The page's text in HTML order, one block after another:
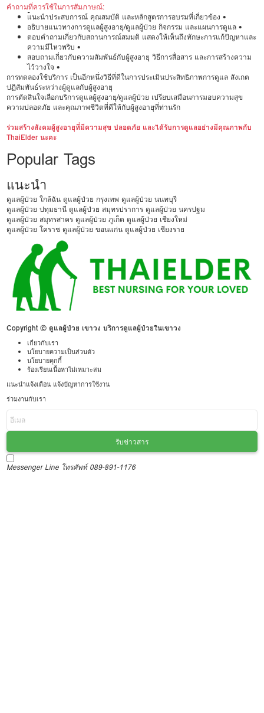
คำถามที่ควรใช้ในการสัมภาษณ์:
•
แนะนำประสบการณ์ คุณสมบัติ และหลักสูตรการอบรมที่เกี่ยวข้อง •
อธิบายแนวทางการดูแลผู้สูงอายุ/ดูแลผู้ป่วย กิจกรรม และแผนการดูแล •
ตอบคำถามเกี่ยวกับสถานการณ์สมมติ แสดงให้เห็นถึงทักษะการแก้ปัญหาและ
ความมีไหวพริบ •
สอบถามเกี่ยวกับความสัมพันธ์กับผู้สูงอายุ วิธีการสื่อสาร และการสร้างความ
ไว้วางใจ •
การทดลองใช้บริการ เป็นอีกหนึ่งวิธีที่ดีในการประเมินประสิทธิภาพการดูแล สังเกต
ปฏิสัมพันธ์ระหว่างผู้ดูแลกับผู้สูงอายุ
การตัดสินใจเลือกบริการดูแลผู้สูงอายุ/ดูแลผู้ป่วย เปรียบเสมือนการมอบความสุข
ความปลอดภัย และคุณภาพชีวิตที่ดีให้กับผู้สูงอายุที่ท่านรัก
ร่วมสร้างสังคมผู้สูงอายุที่มีความสุข ปลอดภัย และได้รับการดูแลอย่างมีคุณภาพกับ
ThaiElder นะคะ
Popular Tags
แนะนำ
ดูแลผู้ป่วย ใกล้ฉัน ดูแลผู้ป่วย กรุงเทพ ดูแลผู้ป่วย นนทบุรี
ดูแลผู้ป่วย ปทุมธานี ดูแลผู้ป่วย สมุทรปราการ ดูแลผู้ป่วย นครปฐม
ดูแลผู้ป่วย สมุทรสาคร ดูแลผู้ป่วย ภูเก็ต ดูแลผู้ป่วย เชียงใหม่
ดูแลผู้ป่วย โคราช ดูแลผู้ป่วย ขอนแก่น ดูแลผู้ป่วย เชียงราย
Copyright © ดูแลผู้ป่วย เขาวง บริการดูแลผู้ป่วยในเขาวง
เกี่ยวกับเรา
นโยบายความเป็นส่วนตัว
นโยบายคุกกี้
ร้องเรียนเนื้อหาไม่เหมาะสม
แนะนำแจ้งเตือน แจ้งปัญหาการใช้งาน
ร่วมงานกับเรา
รับข่าวสาร
Messenger Line โทรศัพท์ 089-891-1176